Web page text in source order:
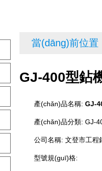
當(dāng)前位
GJ-400型鉆
產(chǎn)品名稱: GJ-
產(chǎn)品分類: GJ-
公司名稱: 文登市工程
型號規(guī)格: